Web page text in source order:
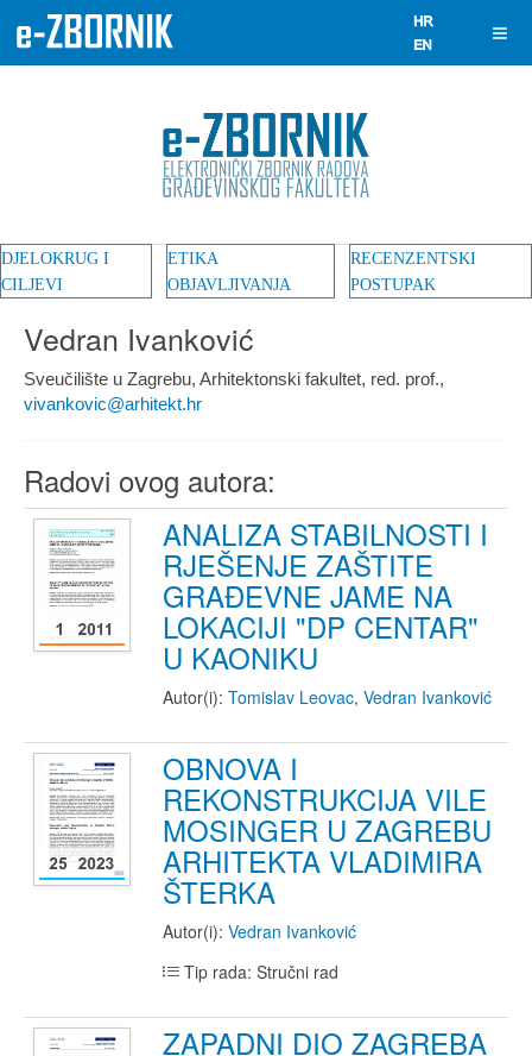
DJELOKRUG I
CILJEVI
ETIKA
OBJAVLJIVANJA
RECENZENTSKI
POSTUPAK
Vedran Ivanković
Sveučilište u Zagrebu, Arhitektonski fakultet, red. prof.,
vivankovic@arhitekt.hr
Radovi ovog autora:
ANALIZA STABILNOSTI I
RJEŠENJE ZAŠTITE
GRAĐEVNE JAME NA
LOKACIJI "DP CENTAR"
U KAONIKU
Autor(i): Tomislav Leovac, Vedran Ivanković
OBNOVA I
REKONSTRUKCIJA VILE
MOSINGER U ZAGREBU
ARHITEKTA VLADIMIRA
ŠTERKA
Autor(i): Vedran Ivanković
Tip rada: Stručni rad
ZAPADNI DIO ZAGREBA